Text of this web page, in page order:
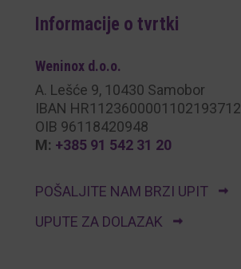
Informacije o tvrtki
Weninox d.o.o.
A. Lešće 9, 10430 Samobor
IBAN HR1123600001102193712
OIB 96118420948
M: +385 91 542 31 20
POŠALJITE NAM BRZI UPIT
UPUTE ZA DOLAZAK